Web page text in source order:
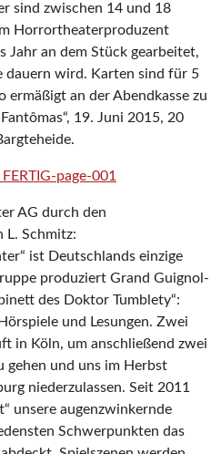
sind zwischen 14 und 18
Horrortheaterproduzent
Jahr an dem Stück gearbeitet,
dauern wird. Karten sind für 5
ermäßigt an der Abendkasse zu
19. Juni 2015, 20
AG durch den
L. Schmitz:
ist Deutschlands einzige
produziert Grand Guignol-
des Doktor Tumblety“:
und Lesungen. Zwei
in Köln, um anschließend zwei
gehen und uns im Herbst
niederzulassen. Seit 2011
unsere augenzwinkernde
Schwerpunkten das